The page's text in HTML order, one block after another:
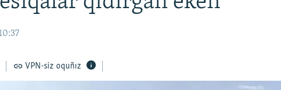
VPN-siz oquñız